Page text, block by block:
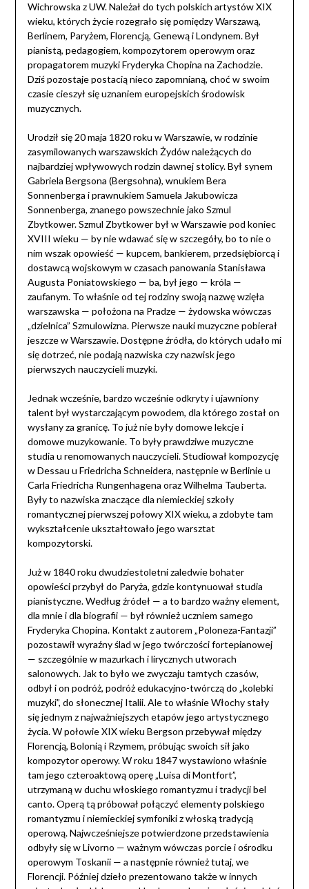
Wichrowska z UW. Należał do tych polskich artystów XIX
wieku, których życie rozegrało się pomiędzy Warszawą,
Berlinem, Paryżem, Florencją, Genewą i Londynem. Był
pianistą, pedagogiem, kompozytorem operowym oraz
propagatorem muzyki Fryderyka Chopina na Zachodzie.
Dziś pozostaje postacią nieco zapomnianą, choć w swoim
czasie cieszył się uznaniem europejskich środowisk
muzycznych.
Urodził się 20 maja 1820 roku w Warszawie, w rodzinie
zasymilowanych warszawskich Żydów należących do
najbardziej wpływowych rodzin dawnej stolicy. Był synem
Gabriela Bergsona (Bergsohna), wnukiem Bera
Sonnenberga i prawnukiem Samuela Jakubowicza
Sonnenberga, znanego powszechnie jako Szmul
Zbytkower. Szmul Zbytkower był w Warszawie pod koniec
XVIII wieku — by nie wdawać się w szczegóły, bo to nie o
nim wszak opowieść — kupcem, bankierem, przedsiębiorcą i
dostawcą wojskowym w czasach panowania Stanisława
Augusta Poniatowskiego — ba, był jego — króla —
zaufanym. To właśnie od tej rodziny swoją nazwę wzięła
warszawska — położona na Pradze — żydowska wówczas
„dzielnica” Szmulowizna. Pierwsze nauki muzyczne pobierał
jeszcze w Warszawie. Dostępne źródła, do których udało mi
się dotrzeć, nie podają nazwiska czy nazwisk jego
pierwszych nauczycieli muzyki.
Jednak wcześnie, bardzo wcześnie odkryty i ujawniony
talent był wystarczającym powodem, dla którego został on
wysłany za granicę. To już nie były domowe lekcje i
domowe muzykowanie. To były prawdziwe muzyczne
studia u renomowanych nauczycieli. Studiował kompozycję
w Dessau u Friedricha Schneidera, następnie w Berlinie u
Carla Friedricha Rungenhagena oraz Wilhelma Tauberta.
Były to nazwiska znaczące dla niemieckiej szkoły
romantycznej pierwszej połowy XIX wieku, a zdobyte tam
wykształcenie ukształtowało jego warsztat
kompozytorski.
Już w 1840 roku dwudziestoletni zaledwie bohater
opowieści przybył do Paryża, gdzie kontynuował studia
pianistyczne. Według źródeł — a to bardzo ważny element,
dla mnie i dla biografii — był również uczniem samego
Fryderyka Chopina. Kontakt z autorem „Poloneza-Fantazji”
pozostawił wyraźny ślad w jego twórczości fortepianowej
— szczególnie w mazurkach i lirycznych utworach
salonowych. Jak to było we zwyczaju tamtych czasów,
odbył i on podróż, podróż edukacyjno-twórczą do „kolebki
muzyki”, do słonecznej Italii. Ale to właśnie Włochy stały
się jednym z najważniejszych etapów jego artystycznego
życia. W połowie XIX wieku Bergson przebywał między
Florencją, Bolonią i Rzymem, próbując swoich sił jako
kompozytor operowy. W roku 1847 wystawiono właśnie
tam jego czteroaktową operę „Luisa di Montfort”,
utrzymaną w duchu włoskiego romantyzmu i tradycji bel
canto. Operą tą próbował połączyć elementy polskiego
romantyzmu i niemieckiej symfoniki z włoską tradycją
operową. Najwcześniejsze potwierdzone przedstawienia
odbyły się w Livorno — ważnym wówczas porcie i ośrodku
operowym Toskanii — a następnie również tutaj, we
Florencji. Później dzieło prezentowano także w innych